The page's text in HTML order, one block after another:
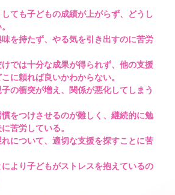
しても子どもの成績が上がらず、どうし
味を持たず、やる気を引き出すのに苦労
けでは十分な成果が得られず、他の支援
に頼れば良いかわからない。
子の衝突が増え、関係が悪化してしまう
慣をつけさせるのが難しく、継続的に勉
苦労している。
れについて、適切な支援を探すことに苦
により子どもがストレスを抱えているの